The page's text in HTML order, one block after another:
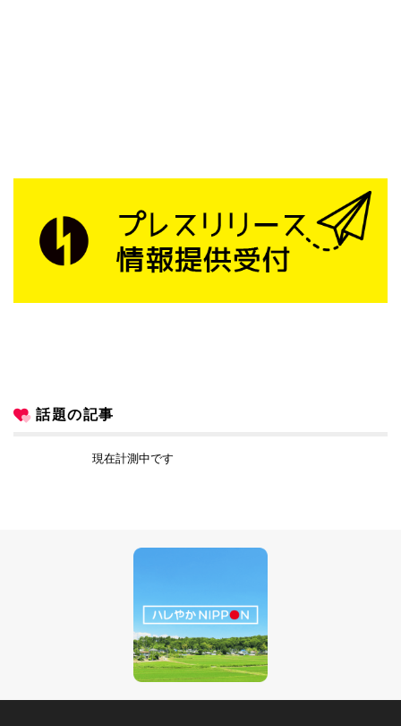
話題の記事
現在計測中です